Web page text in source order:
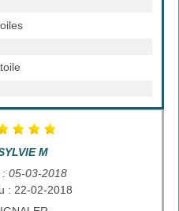
M
05-03-2018
: 22-02-2018